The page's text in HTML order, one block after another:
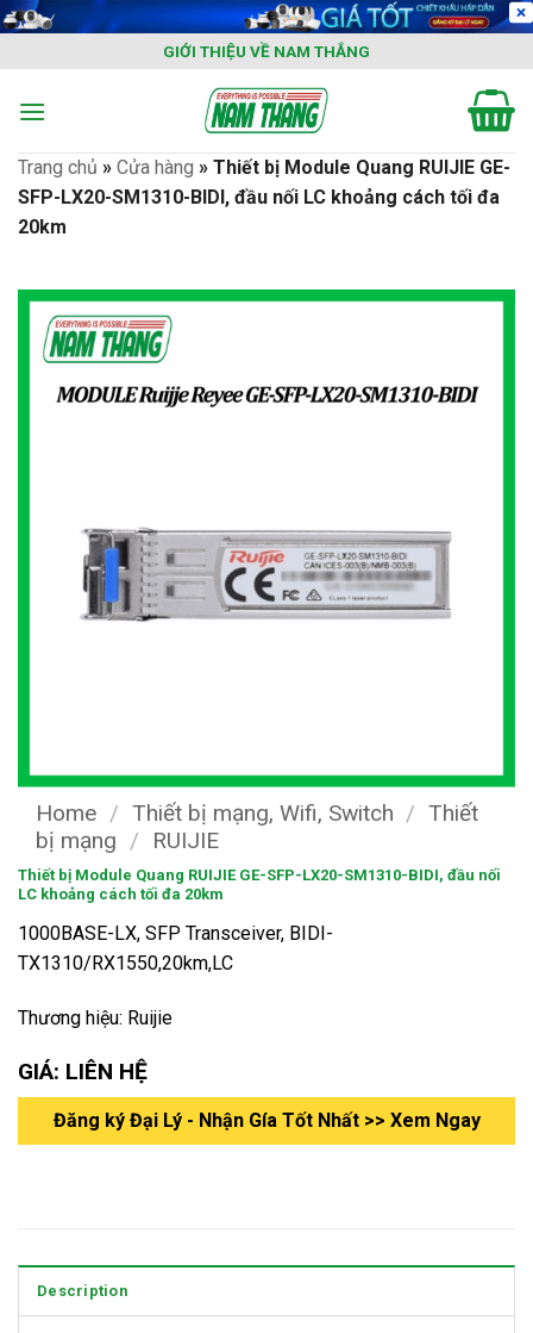
Skip
content
GIỚI THIỆU VỀ NAM THẮNG
Trang chủ » Cửa hàng » Thiết bị Module Quang RUIJIE GE-
SFP-LX20-SM1310-BIDI, đầu nối LC khoảng cách tối đa
20km
Home / Thiết bị mạng, Wifi, Switch / Thiết
bị mạng / RUIJIE
Thiết bị Module Quang RUIJIE GE-SFP-LX20-SM1310-BIDI, đầu nối
LC khoảng cách tối đa 20km
1000BASE-LX, SFP Transceiver, BIDI-
TX1310/RX1550,20km,LC
Thương hiệu: Ruijie
GIÁ: LIÊN HỆ
Đăng ký Đại Lý - Nhận Gía Tốt Nhất >> Xem Ngay
Description